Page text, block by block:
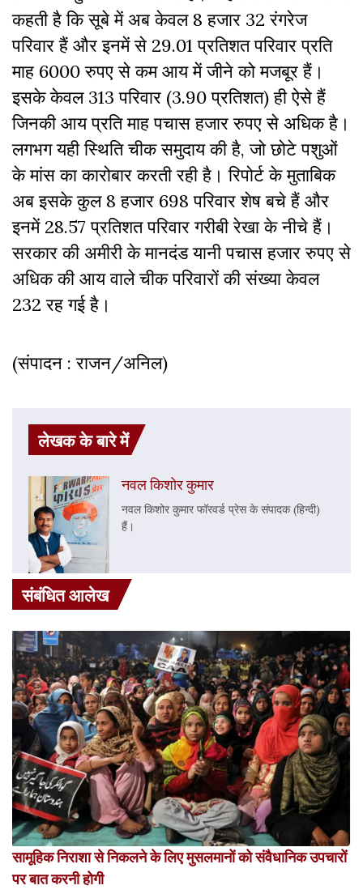
कहती है कि सूबे में अब केवल 8 हजार 32 रंगरेज
परिवार हैं और इनमें से 29.01 प्रतिशत परिवार प्रति
माह 6000 रुपए से कम आय में जीने को मजबूर हैं।
इसके केवल 313 परिवार (3.90 प्रतिशत) ही ऐसे हैं
जिनकी आय प्रति माह पचास हजार रुपए से अधिक है।
लगभग यही स्थिति चीक समुदाय की है, जो छोटे पशुओं
के मांस का कारोबार करती रही है। रिपोर्ट के मुताबिक
अब इसके कुल 8 हजार 698 परिवार शेष बचे हैं और
इनमें 28.57 प्रतिशत परिवार गरीबी रेखा के नीचे हैं।
सरकार की अमीरी के मानदंड यानी पचास हजार रुपए से
अधिक की आय वाले चीक परिवारों की संख्या केवल
232 रह गई है।
(संपादन : राजन/अनिल)
लेखक के बारे में
नवल किशोर कुमार
नवल किशोर कुमार फॉरवर्ड प्रेस के संपादक (हिन्दी)
हैं।
संबंधित आलेख
सामूहिक निराशा से निकलने के लिए मुसलमानों को संवैधानिक उपचारों
पर बात करनी होगी